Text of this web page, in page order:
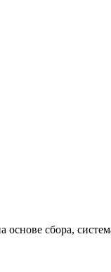
сбора,